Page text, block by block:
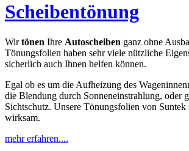
Scheibentönung
Wirtönen Ihre Autoscheiben ganz ohne
Tönungsfolien haben sehr viele nützliche
sicherlich auch Ihnen helfen können.
Egal ob es um die Aufheizung des
die Blendung durch Sonneneinstrahlung, oder
Sichtschutz. Unsere Tönungsfolien von Suntek
wirksam.
mehr erfahren....